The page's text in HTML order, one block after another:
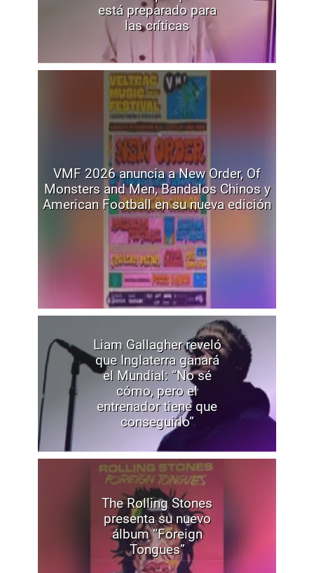
está preparado para
las críticas
VMF 2026 anuncia a New Order, Of
Monsters and Men, Bandalos Chinos y
American Football en su nueva edición
Liam Gallagher reveló
que Inglaterra ganará
el Mundial: “No sé
cómo, pero el
entrenador tiene que
conseguirlo”
The Rolling Stones
presenta su nuevo
álbum “Foreign
Tongues”